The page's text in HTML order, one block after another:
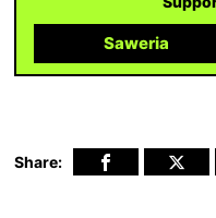
Saweria
Share: